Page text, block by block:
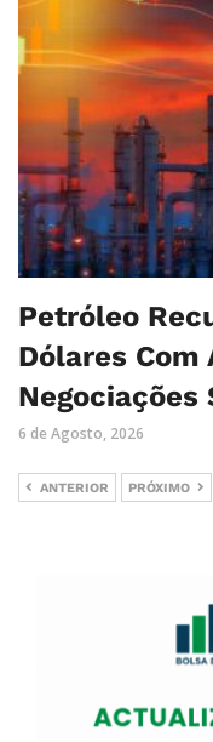
Petróleo
Dólares Com
Negociações
6 de Agosto, 2026
ANTERIOR PRÓXIMO